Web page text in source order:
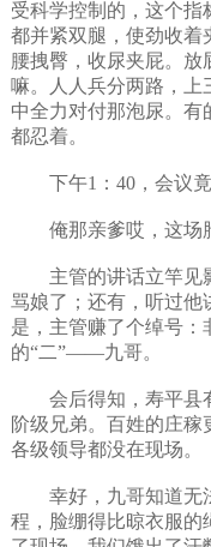
受科学控制的，这个指
都并紧双腿，使劲收着
腰拽臀，收尿夹屁。
嘛。人人兵分两路，上
中全力对付那泡尿。有
都忍着。
下午1：40，会议竟
俺那亲爹哎，这场
主管的讲话立竿见
骂娘了；还有，听过他
是，主管赚了个绰号：
的“二”——九哥。
会后得知，寿平县有
阶级兄弟。百姓的庄稼
各级领导都没在现场。
幸好，九哥知道无法
程，脸绷得比晾衣服的